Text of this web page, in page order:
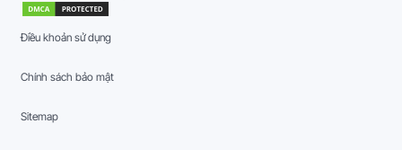
Điều khoản sử dụng
Chính sách bảo mật
Sitemap